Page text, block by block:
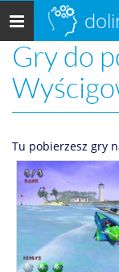
Menu
główne
Gry do
Tu pobierzesz gry